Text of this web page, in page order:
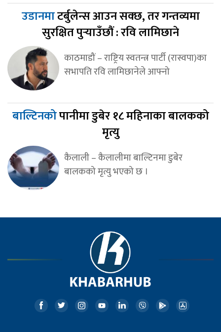
उडानमाटर्बुलेन्स आउन सक्छ, तर गन्तव्यमा
सुरक्षित पुर्‍याउँछौं : रवि लामिछाने
काठमाडौं – राष्ट्रिय स्वतन्त्र पार्टी (रास्वपा)का
सभापति रवि लामिछानेले आफ्नो
बाल्टिनकोपानीमा डुबेर १८ महिनाका बालकको
मृत्यु
कैलाली – कैलालीमा बाल्टिनमा डुबेर
बालकको मृत्यु भएको छ ।